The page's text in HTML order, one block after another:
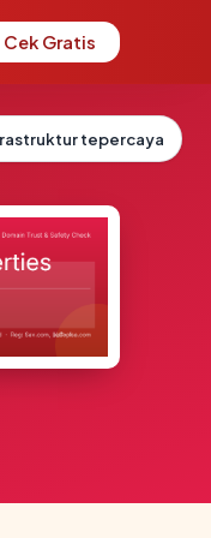
Cek Gratis
tepercaya